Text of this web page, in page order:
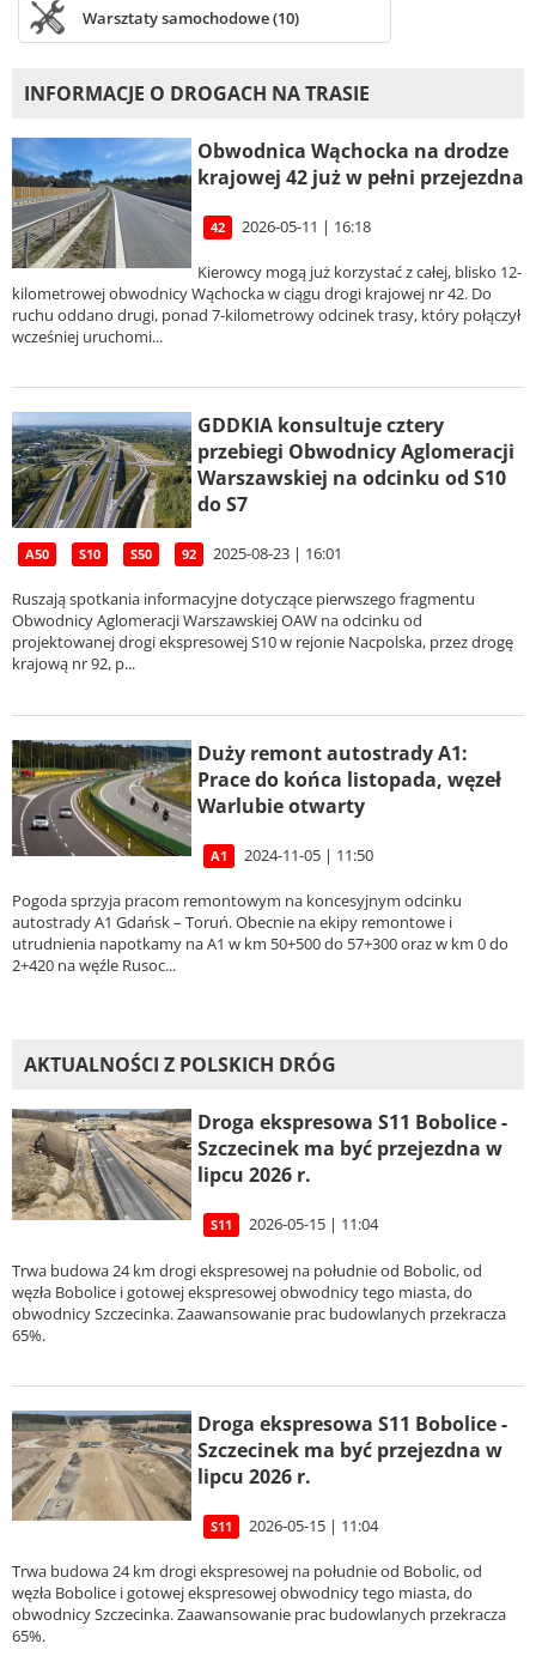
Warsztaty samochodowe (10)
INFORMACJE O DROGACH NA TRASIE
Obwodnica Wąchocka na drodze
krajowej 42 już w pełni przejezdna
42 2026-05-11 | 16:18
Kierowcy mogą już korzystać z całej, blisko 12-
kilometrowej obwodnicy Wąchocka w ciągu drogi krajowej nr 42. Do
ruchu oddano drugi, ponad 7-kilometrowy odcinek trasy, który połączył
wcześniej uruchomi...
GDDKIA konsultuje cztery
przebiegi Obwodnicy Aglomeracji
Warszawskiej na odcinku od S10
do S7
A50 S10 S50 92 2025-08-23 | 16:01
Ruszają spotkania informacyjne dotyczące pierwszego fragmentu
Obwodnicy Aglomeracji Warszawskiej OAW na odcinku od
projektowanej drogi ekspresowej S10 w rejonie Nacpolska, przez drogę
krajową nr 92, p...
Duży remont autostrady A1:
Prace do końca listopada, węzeł
Warlubie otwarty
A1 2024-11-05 | 11:50
Pogoda sprzyja pracom remontowym na koncesyjnym odcinku
autostrady A1 Gdańsk – Toruń. Obecnie na ekipy remontowe i
utrudnienia napotkamy na A1 w km 50+500 do 57+300 oraz w km 0 do
2+420 na węźle Rusoc...
AKTUALNOŚCI Z POLSKICH DRÓG
Droga ekspresowa S11 Bobolice -
Szczecinek ma być przejezdna w
lipcu 2026 r.
S11 2026-05-15 | 11:04
Trwa budowa 24 km drogi ekspresowej na południe od Bobolic, od
węzła Bobolice i gotowej ekspresowej obwodnicy tego miasta, do
obwodnicy Szczecinka. Zaawansowanie prac budowlanych przekracza
65%.
Droga ekspresowa S11 Bobolice -
Szczecinek ma być przejezdna w
lipcu 2026 r.
S11 2026-05-15 | 11:04
Trwa budowa 24 km drogi ekspresowej na południe od Bobolic, od
węzła Bobolice i gotowej ekspresowej obwodnicy tego miasta, do
obwodnicy Szczecinka. Zaawansowanie prac budowlanych przekracza
65%.